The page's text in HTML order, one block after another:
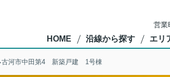
営
HOME 沿線から探す エリ
古河市中田第4 新築戸建 1号棟